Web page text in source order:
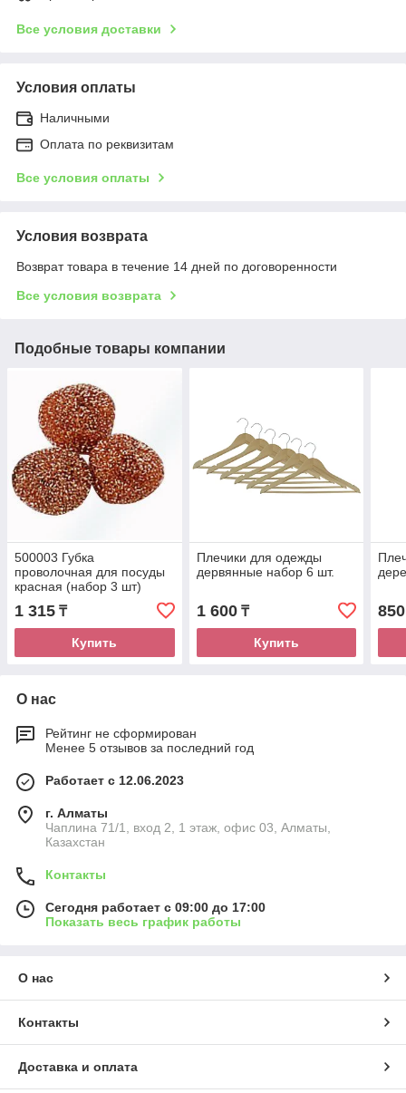
Все условия доставки
Условия оплаты
Наличными
Оплата по реквизитам
Все условия оплаты
Условия возврата
Возврат товара в течение 14 дней по договоренности
Все условия возврата
Подобные товары компании
500003 Губка
проволочная для посуды
красная (набор 3 шт)
1 315 ₸
Купить
Плечики для одежды
дервянные набор 6 шт.
1 600₸
Купить
850
О нас
Рейтинг не сформирован
Менее 5 отзывов за последний год
Работает с 12.06.2023
г. Алматы
Чаплина 71/1, вход 2, 1 этаж, офис 03, Алматы,
Казахстан
Контакты
Сегодня работает с 09:00 до 17:00
Показать весь график работы
О нас
Контакты
Доставка и оплата